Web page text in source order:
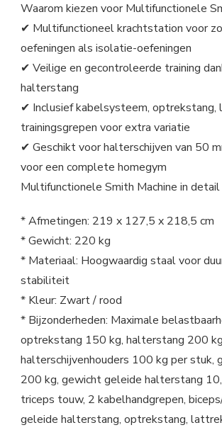
Waarom kiezen voor Multifunctionele
✔ Multifunctioneel krachtstation voor
oefeningen als isolatie-oefeningen
✔ Veilige en gecontroleerde training
halterstang
✔ Inclusief kabelsysteem, optrekstang,
trainingsgrepen voor extra variatie
✔ Geschikt voor halterschijven van 50
voor een complete homegym
Multifunctionele Smith Machine in detail
* Afmetingen: 219 x 127,5 x 218,5 cm
* Gewicht: 220 kg
* Materiaal: Hoogwaardig staal voor
stabiliteit
* Kleur: Zwart / rood
* Bijzonderheden: Maximale
optrekstang 150 kg, halterstang 200
halterschijvenhouders 100 kg per stuk,
200 kg, gewicht geleide halterstang
triceps touw, 2 kabelhandgrepen,
geleide halterstang, optrekstang,